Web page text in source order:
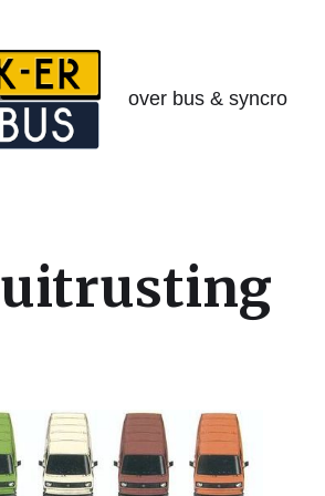
over bus & syncro
uitrusting